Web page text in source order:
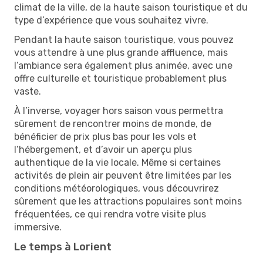
climat de la ville, de la haute saison touristique et du
type d’expérience que vous souhaitez vivre.
Pendant la haute saison touristique, vous pouvez
vous attendre à une plus grande affluence, mais
l’ambiance sera également plus animée, avec une
offre culturelle et touristique probablement plus
vaste.
À l’inverse, voyager hors saison vous permettra
sûrement de rencontrer moins de monde, de
bénéficier de prix plus bas pour les vols et
l’hébergement, et d’avoir un aperçu plus
authentique de la vie locale. Même si certaines
activités de plein air peuvent être limitées par les
conditions météorologiques, vous découvrirez
sûrement que les attractions populaires sont moins
fréquentées, ce qui rendra votre visite plus
immersive.
Le temps à Lorient